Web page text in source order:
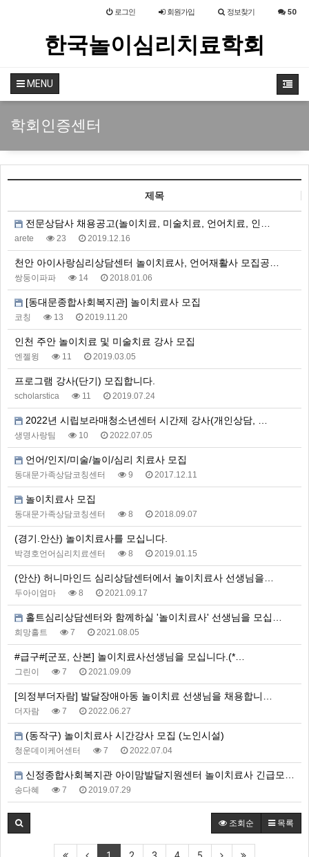
로그인 회원가입 정보찾기 50
한국놀이심리치료학회
MENU
학회인증센터
제목
전문상담사 채용공고(놀이치료, 미술치료, 언어치료, 인…
arete 23 2019.12.16
천안 아이사랑심리상담센터 놀이치료사, 언어재활사 모집공…
쌍둥이파파 14 2018.01.06
[동대문종합사회복지관] 놀이치료사 모집
코칭 13 2019.11.20
인천 주안 놀이치료 및 미술치료 강사 모집
엔젤윙 11 2019.03.05
프로그램 강사(단기) 모집합니다.
scholarstica 11 2019.07.24
2022년 시립보라매청소년센터 시간제 강사(개인상담, …
생명사랑팀 10 2022.07.05
언어/인지/미술/놀이/심리 치료사 모집
동대문가족상담코칭센터 9 2017.12.11
놀이치료사 모집
동대문가족상담코칭센터 8 2018.09.07
(경기.안산) 놀이치료사를 모십니다.
박경호언어심리치료센터 8 2019.01.15
(안산) 허니마인드 심리상담센터에서 놀이치료사 선생님을…
두아이엄마 8 2021.09.17
홀트심리상담센터와 함께하실 '놀이치료사' 선생님을 모십…
희망홀트 7 2021.08.05
#급구#[군포, 산본] 놀이치료사선생님을 모십니다.(*…
그린이 7 2021.09.09
[의정부더자람] 발달장애아동 놀이치료 선생님을 채용합니…
더자람 7 2022.06.27
(동작구) 놀이치료사 시간강사 모집 (노인시설)
청운데이케어센터 7 2022.07.04
신정종합사회복지관 아이맘발달지원센터 놀이치료사 긴급모집…
송다혜 7 2019.07.29
조회순 목록